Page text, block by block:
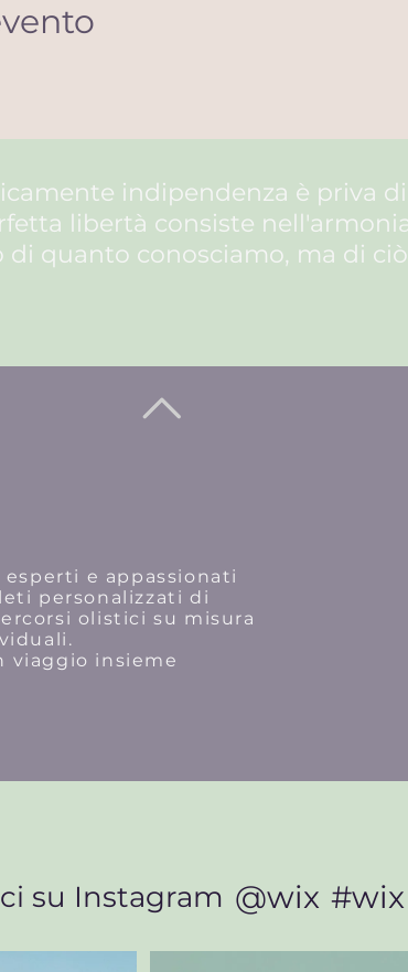
indipendenza è priva di
libertà consiste nell'
quanto conosciamo, ma di ciò
e appassionati
personalizzati di
olistici su misura
viaggio insieme
su Instagram #wix
@wix